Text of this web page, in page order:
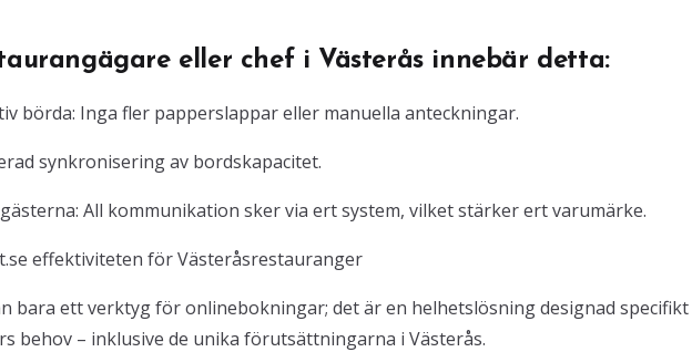
eller chef i Västerås innebär detta:
börda: Inga fler papperslappar eller manuella anteckningar.
synkronisering av bordskapacitet.
All kommunikation sker via ert system, vilket stärker ert varumärke.
effektiviteten för Västeråsrestauranger
bara ett verktyg för onlinebokningar; det är en helhetslösning designad
behov – inklusive de unika förutsättningarna i Västerås.